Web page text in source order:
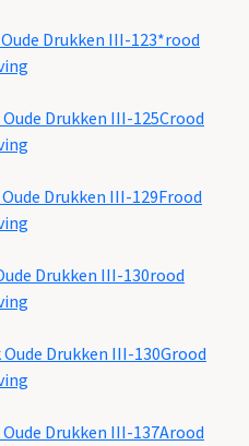
Drukken III-123*rood
Drukken III-125Crood
Drukken III-129Frood
Drukken III-130rood
Drukken III-130Grood
Drukken III-137Arood